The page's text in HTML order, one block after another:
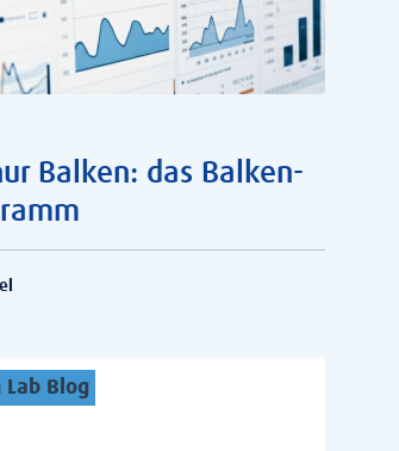
Balken: das Balken-
Lab Blog